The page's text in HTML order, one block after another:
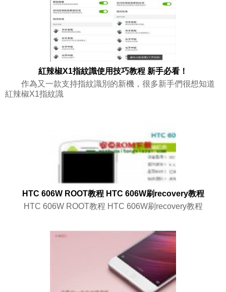
紅辣椒X1指紋識使用技巧教程 新手必看！
作為又一款支持指紋識別的新機，很多新手們很想知道
紅辣椒X1指紋識
HTC 606W ROOT教程 HTC 606W刷recovery教程
HTC 606W ROOT教程 HTC 606W刷recovery教程